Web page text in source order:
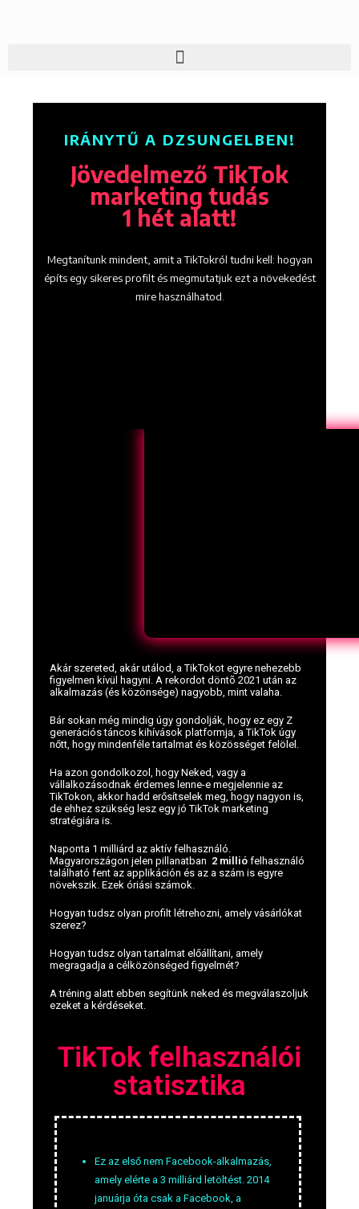
IRÁNYTŰ A DZSUNGELBEN!
Jövedelmező TikTok
marketing tudás
1 hét alatt!
Megtanítunk mindent, amit a TikTokról tudni kell: hogyan
építs egy sikeres profilt és megmutatjuk ezt a növekedést
mire használhatod.
Akár szereted, akár utálod, a TikTokot egyre nehezebb
figyelmen kívül hagyni. A rekordot döntõ 2021 után az
alkalmazás (és közönsége) nagyobb, mint valaha.
Bár sokan még mindig úgy gondolják, hogy ez egy Z
generációs táncos kihívások platformja, a TikTok úgy
nőtt, hogy mindenféle tartalmat és közösséget felölel.
Ha azon gondolkozol, hogy Neked, vagy a
vállalkozásodnak érdemes lenne-e megjelennie az
TikTokon, akkor hadd erősítselek meg, hogy nagyon is,
de ehhez szükség lesz egy jó TikTok marketing
stratégiára is.
Naponta 1 milliárd az aktív felhasználó.
Magyarországon jelen pillanatban 2 milliófelhasználó
található fent az applikáción és az a szám is egyre
növekszik. Ezek óriási számok.
Hogyan tudsz olyan profilt létrehozni, amely vásárlókat
szerez?
Hogyan tudsz olyan tartalmat előállítani, amely
megragadja a célközönséged figyelmét?
A tréning alatt ebben segítünk neked és megválaszoljuk
ezeket a kérdéseket.
TikTok felhasználói
statisztika
Ez az első nem Facebook-alkalmazás,
amely elérte a 3 milliárd letöltést. 2014
januárja óta csak a Facebook, a